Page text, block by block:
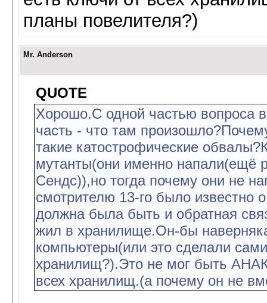
планы повелителя?)
Mr. Anderson
QUOTE
Хорошо.С одной частью вопроса
часть - что там
такие катострофические
мутанты(они именно напали(ещё
Сендс)),но тогда почему они не
смотрителю 13-го было известно
должна была быть и обратная
жил в хранилище.Он-бы
компьютеры(или это сделали
хранилищ?).Это не мог быть
всех хранилищ.(а почему он не